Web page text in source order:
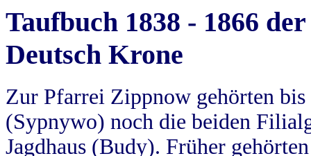
Taufbuch 1838 - 1866
Deutsch Krone
Zur Pfarrei Zippnow gehörten
(Sypnywo) noch die beiden
Jagdhaus (Budy). Früher